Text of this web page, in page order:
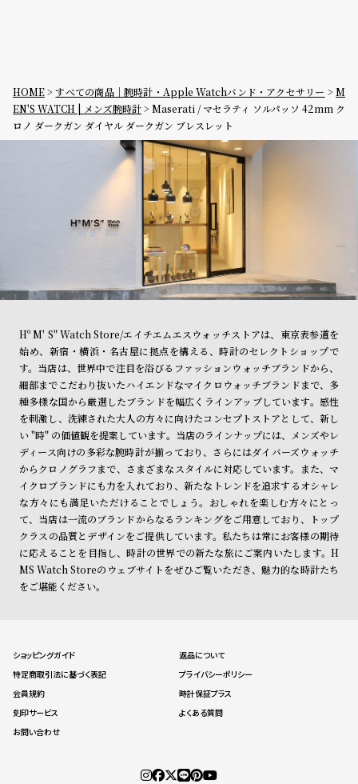
HOME すべての商品｜腕時計・Apple Watchバンド・アクセサリー
M
EN'S WATCH | メンズ腕時計
Maserati / マセラティ ソルパッソ 42mm ク
ロノ ダークガン ダイヤル ダークガン ブレスレット
Hº M' S" Watch Store/エイチエムエスウォッチストアは、東京表参道を
始め、新宿・横浜・名古屋に拠点を構える、時計のセレクトショップで
す。当店は、世界中で注目を浴びるファッションウォッチブランドから、
細部までこだわり抜いたハイエンドなマイクロウォッチブランドまで、多
種多様な国から厳選したブランドを幅広くラインアップしています。感性
を刺激し、洗練された大人の方々に向けたコンセプトストアとして、新し
い "時" の価値観を提案しています。当店のラインナップには、メンズやレ
ディース向けの多彩な腕時計が揃っており、さらにはダイバーズウォッチ
からクロノグラフまで、さまざまなスタイルに対応しています。また、マ
イクロブランドにも力を入れており、新たなトレンドを追求するオシャレ
な方々にも満足いただけることでしょう。おしゃれを楽しむ方々にとっ
て、当店は一流のブランドからなるランキングをご用意しており、トップ
クラスの品質とデザインをご提供しています。私たちは常にお客様の期待
に応えることを目指し、時計の世界での新たな旅にご案内いたします。H
MS Watch Storeのウェブサイトをぜひご覧いただき、魅力的な時計たち
をご堪能ください。
ショッピングガイド
返品について
特定商取引法に基づく表記
プライバシーポリシー
会員規約
時計保証プラス
刻印サービス
よくある質問
お問い合わせ